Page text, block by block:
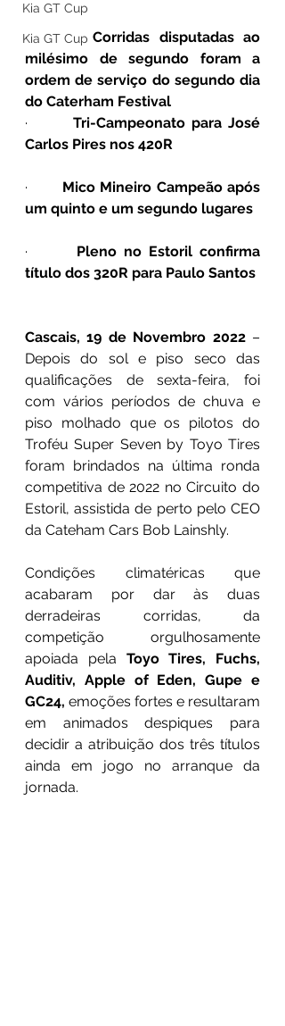
Kia GT Cup
Kia GT Cup
· Corridas disputadas ao
milésimo de segundo foram a
ordem de serviço do segundo dia
do Caterham Festival
· Tri-Campeonato para José
Carlos Pires nos 420R
· Mico Mineiro Campeão após
um quinto e um segundo lugares
· Pleno no Estoril confirma
título dos 320R para Paulo Santos
Cascais, 19 de Novembro 2022 –
Depois do sol e piso seco das
qualificações de sexta-feira, foi
com vários períodos de chuva e
piso molhado que os pilotos do
Troféu Super Seven by Toyo Tires
foram brindados na última ronda
competitiva de 2022 no Circuito do
Estoril, assistida de perto pelo CEO
da Cateham Cars Bob Lainshly.
Condições climatéricas que
acabaram por dar às duas
derradeiras corridas, da
competição orgulhosamente
apoiada pela Toyo Tires, Fuchs,
Auditiv, Apple of Eden, Gupe e
GC24, emoções fortes e resultaram
em animados despiques para
decidir a atribuição dos três títulos
ainda em jogo no arranque da
jornada.